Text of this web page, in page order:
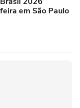
em São Paulo